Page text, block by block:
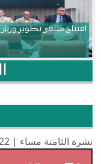
افتتاح ملتقى تطوير ورش
نشرة الثامنة مساء | 22 يوليو 2026